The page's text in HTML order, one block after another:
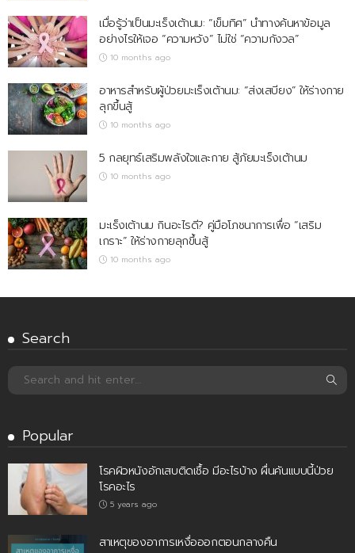
เมื่อรู้ว่าเป็นมะเร็งเต้านม: “เข็มทิศ” นำทางค้นหาข้อมูล
อย่างไรให้เจอ “ความหวัง” ไม่ใช่ “ความกังวล”
10 months ago
อาหารสำหรับผู้ป่วยมะเร็งเต้านม: “ส่งเสบียง” ให้ร่างกาย
ลุกขึ้นสู้
10 months ago
5 กลยุทธ์เสริมพลังใจและกาย สู้ภัยมะเร็งเต้านม
10 months ago
มะเร็งเต้านม กินอะไรดี? คู่มือโภชนาการเพื่อ “เสริม
เกราะ” ให้ร่างกายลุกขึ้นสู้
10 months ago
Search
Popular
โรคผิวหนังอักเสบติดเชื้อ มีอะไรบ้าง ผื่นคันแบบนี้ป่วย
โรคอะไร
5 years ago
สาเหตุของอาการเหงื่อออกตอนกลางคืน